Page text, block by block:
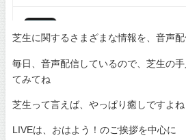
芝生に関するさまざまな情報を、音声
毎日、音声配信しているので、芝生の
てみてね
芝生って言えば、やっぱり癒しですよね
LIVEは、おはよう！のご挨拶を中心に